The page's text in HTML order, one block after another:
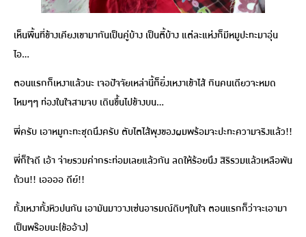
เห็นพื้นที่ข้างเคียงเขามากันเป็นคู่บ้าง เป็นตี้บ้าง แต่ละแห่งก็มีหมูปะทะมาอุ่น
ไอ…
ตอนแรกก็เหงาแล้วนะ เจอปัจจัยเหล่านี้ก็ยิ่งเหงาเข้าไส้ กินคนเดียวจะหมด
ไหมๆๆ ท่องในใจสามจบ เดินขึ้นไปข้างบน…
พี่ครับ เอาหมูกะทะชุดนึงครับ ตับไตไส้พุงของผมพร้อมจะปะทะความจริงแล้ว!!
พี่ก็ใจดี เอ้า จ่ายรวมค่ากระท่อมเลยแล้วกัน ลดให้ร้อยนึง สิริรวมแล้วเหลือพัน
ถ้วน!! เออออ ดีย์!!
ทั้งเหงาทั้งหิวปนกัน เอามันมาวางเซ่นอารมณ์ดิบๆในใจ ตอนแรกก็ว่าจะเอามา
เป็นพร๊อบนะ(ข้ออ้าง)